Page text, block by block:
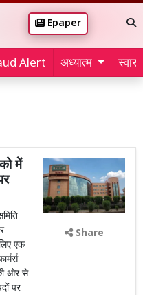
Epaper
Alert अध्यात्म
में
एक
ओर से
पर
Share